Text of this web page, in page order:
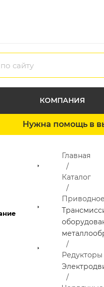
КОМПАНИЯ
Нужна помощь в
Главная
Каталог
Редукторы